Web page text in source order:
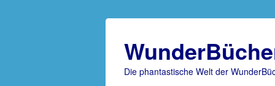
Die phantastische Welt der